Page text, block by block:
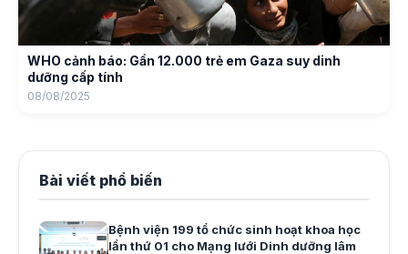
WHO cảnh báo: Gần 12.000 trẻ em Gaza suy dinh
dưỡng cấp tính
08/08/2025
Bài viết phổ biến
Bệnh viện 199 tổ chức sinh hoạt khoa học
lần thứ 01 cho Mạng lưới Dinh dưỡng lâm